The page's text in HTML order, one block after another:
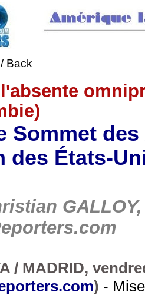
Back
Sommet
des États-
/ MADRID,
) -